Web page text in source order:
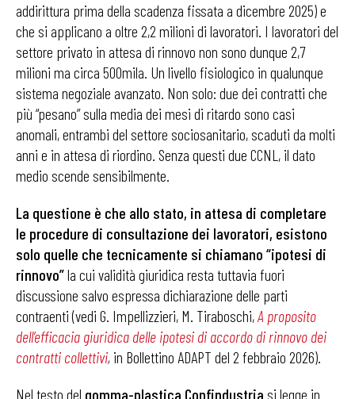
addirittura prima della scadenza fissata a dicembre 2025) e
che si applicano a oltre 2,2 milioni di lavoratori. I lavoratori del
settore privato in attesa di rinnovo non sono dunque 2,7
milioni ma circa 500mila. Un livello fisiologico in qualunque
sistema negoziale avanzato. Non solo: due dei contratti che
più “pesano” sulla media dei mesi di ritardo sono casi
anomali, entrambi del settore sociosanitario, scaduti da molti
anni e in attesa di riordino. Senza questi due CCNL, il dato
medio scende sensibilmente.
La questione è che allo stato, in attesa di completare
le procedure di consultazione dei lavoratori, esistono
solo quelle che tecnicamente si chiamano “ipotesi di
rinnovo”la cui validità giuridica resta tuttavia fuori
discussione salvo espressa dichiarazione delle parti
contraenti (vedi G. Impellizzieri, M. Tiraboschi,A proposito
dell’efficacia giuridica delle ipotesi di accordo di rinnovo dei
contratti collettivi, in Bollettino ADAPT del 2 febbraio 2026).
Nel testo del gomma-plastica Confindustria si legge in